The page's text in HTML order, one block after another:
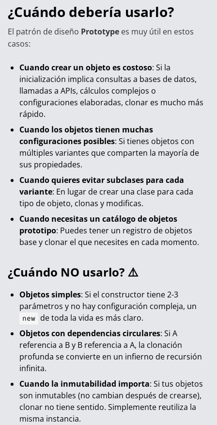
¿Cuándo debería usarlo?
El patrón de diseño Prototype es muy útil en estos
casos:
Cuando crear un objeto es costoso: Si la
inicialización implica consultas a bases de datos,
llamadas a APIs, cálculos complejos o
configuraciones elaboradas, clonar es mucho más
rápido.
Cuando los objetos tienen muchas
configuraciones posibles: Si tienes objetos con
múltiples variantes que comparten la mayoría de
sus propiedades.
Cuando quieres evitar subclases para cada
variante: En lugar de crear una clase para cada
tipo de objeto, clonas y modificas.
Cuando necesitas un catálogo de objetos
prototipo: Puedes tener un registro de objetos
base y clonar el que necesites en cada momento.
¿Cuándo NO usarlo? ⚠️
Objetos simples: Si el constructor tiene 2-3
parámetros y no hay configuración compleja, un
new de toda la vida es más claro.
Objetos con dependencias circulares: Si A
referencia a B y B referencia a A, la clonación
profunda se convierte en un infierno de recursión
infinita.
Cuando la inmutabilidad importa: Si tus objetos
son inmutables (no cambian después de crearse),
clonar no tiene sentido. Simplemente reutiliza la
misma instancia.